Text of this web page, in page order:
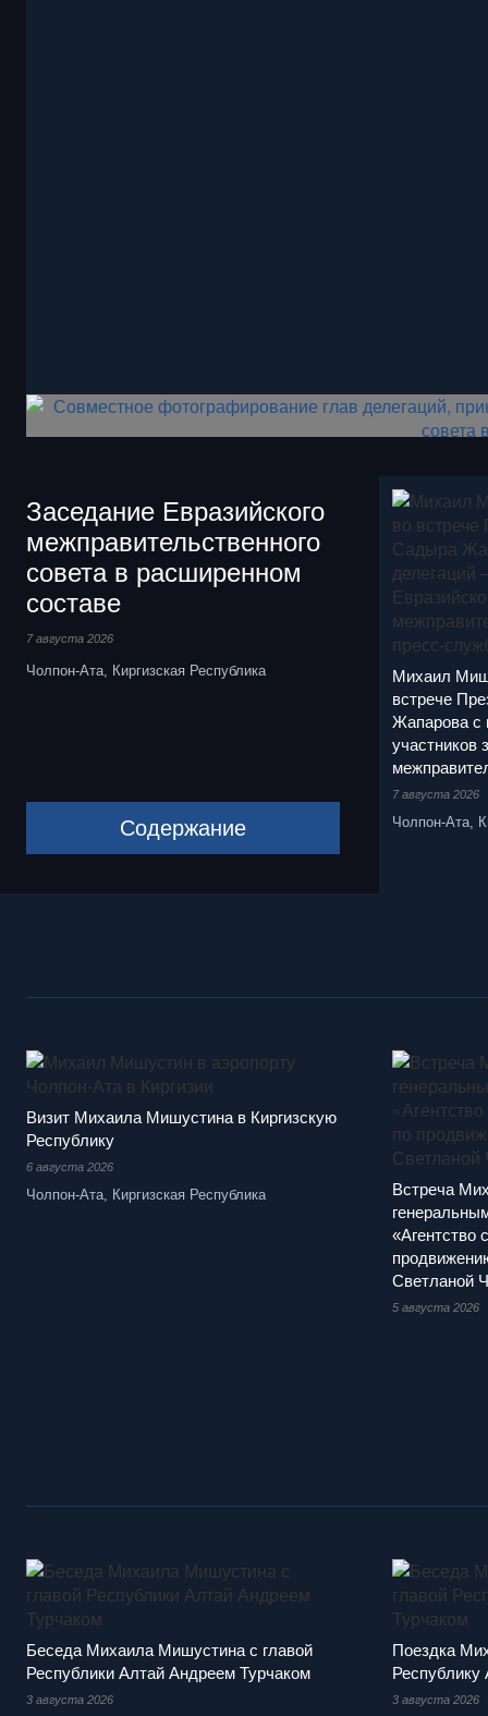
Заседание Евразийского
межправительственного
совета в расширенном
составе
7 августа 2026
Чолпон-Ата, Киргизская Республика
Содержание
Михаил
встрече
Жапарова с
участников
7 августа 2026
Чолпон-Ата,
Визит Михаила Мишустина в Киргизскую
Республику
6 августа 2026
Чолпон-Ата, Киргизская Республика
Встреча
«Агентство
Светланой
5 августа 2026
Беседа Михаила Мишустина с главой
Республики Алтай Андреем Турчаком
3 августа 2026
Поездка
Республику
3 августа 2026